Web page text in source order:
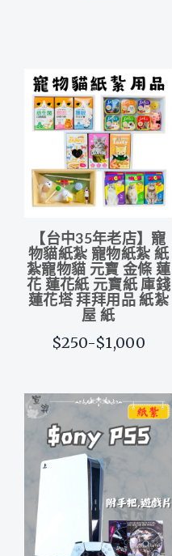
【台中35年老店】寵
物貓紙紮 寵物紙紮 紙
紮寵物貓 元寶 金條 蓮
花 蓮花紙 元寶紙 庫錢
蓮花塔 拜拜用品 紙紮
屋 紙
$250-$1,000